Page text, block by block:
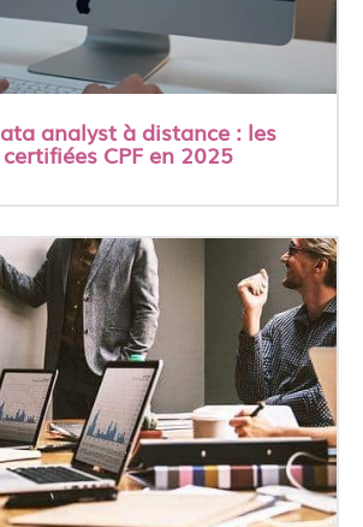
analyst à distance : les
CPF en 2025